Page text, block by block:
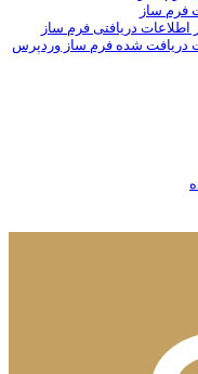
ساز
دریافتی فرم ساز
شده فرم ساز وردپرس